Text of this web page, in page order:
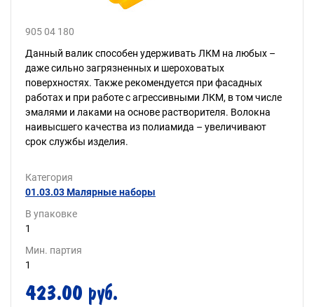
905 04 180
Данный валик способен удерживать ЛКМ на любых –
даже сильно загрязненных и шероховатых
поверхностях. Также рекомендуется при фасадных
работах и при работе с агрессивными ЛКМ, в том числе
эмалями и лаками на основе растворителя. Волокна
наивысшего качества из полиамида – увеличивают
срок службы изделия.
Категория
01.03.03 Малярные наборы
В упаковке
1
Мин. партия
1
423.00 руб.